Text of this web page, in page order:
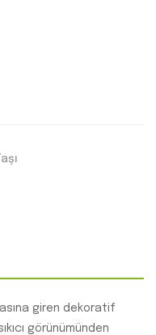
giren dekoratif
görünümünden